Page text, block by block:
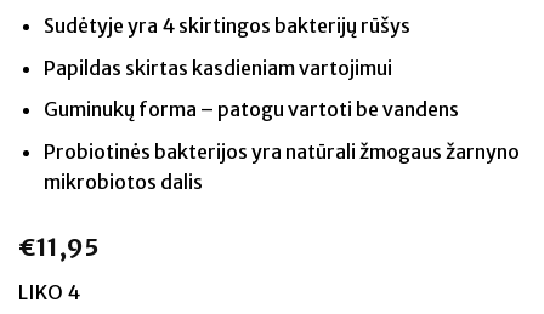
Sudėtyje yra 4 skirtingos bakterijų rūšys
Papildas skirtas kasdieniam vartojimui
Guminukų forma – patogu vartoti be vandens
Probiotinės bakterijos yra natūrali žmogaus žarnyno
mikrobiotos dalis
€11,95
LIKO 4